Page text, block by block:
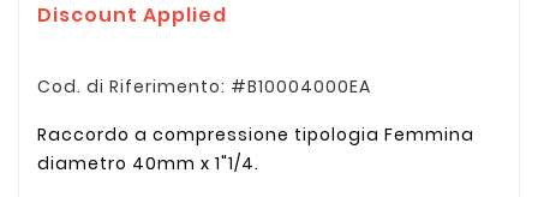
Discount Applied
Cod. di Riferimento: #B10004000EA
Raccordo a compressione tipologia Femmina
diametro 40mm x 1"1/4.